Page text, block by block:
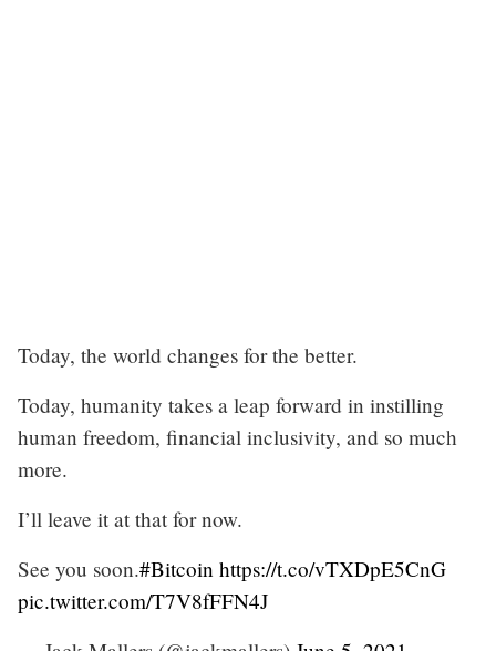
Today, the world changes for the better.
Today, humanity takes a leap forward in instilling
human freedom, financial inclusivity, and so much
more.
I’ll leave it at that for now.
See you soon.#Bitcoin https://t.co/vTXDpE5CnG
pic.twitter.com/T7V8fFFN4J